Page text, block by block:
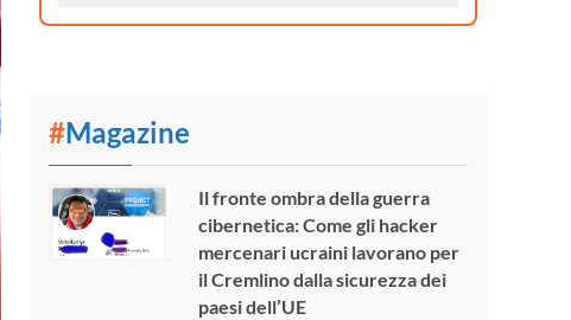
#Magazine
Il fronte ombra della guerra
cibernetica: Come gli hacker
mercenari ucraini lavorano per
il Cremlino dalla sicurezza dei
paesi dell’UE